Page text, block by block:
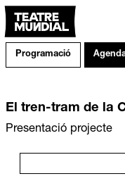
Programació
El tren-tram de la
Presentació projecte